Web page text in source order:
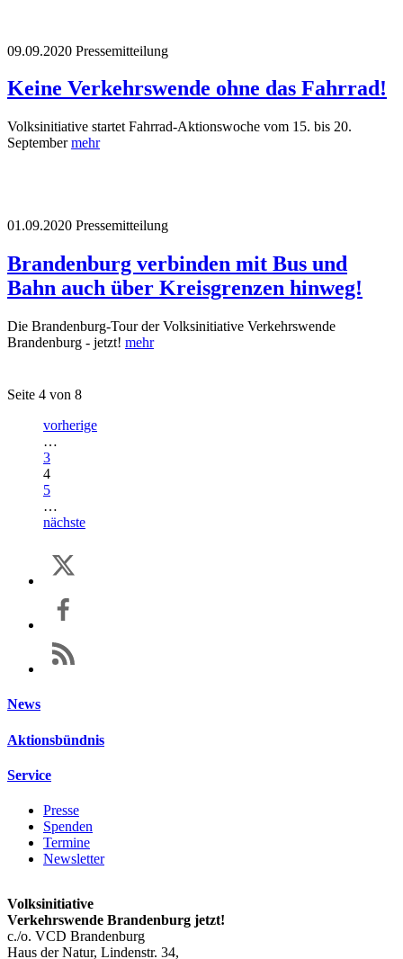
09.09.2020 Pressemitteilung
Keine Verkehrswende ohne das Fahrrad!
Volksinitiative startet Fahrrad-Aktionswoche vom 15. bis 20.
Septembermehr
01.09.2020 Pressemitteilung
Brandenburg verbinden mit Bus und
Bahn auch über Kreisgrenzen hinweg!
Die Brandenburg-Tour der Volksinitiative Verkehrswende
Brandenburg - jetzt! mehr
Seite 4 von 8
vorherige
…
3
4
5
…
nächste
News
Aktionsbündnis
Service
Presse
Spenden
Termine
Newsletter
Volksinitiative
Verkehrswende Brandenburg jetzt!
c./o. VCD Brandenburg
Haus der Natur, Lindenstr. 34,